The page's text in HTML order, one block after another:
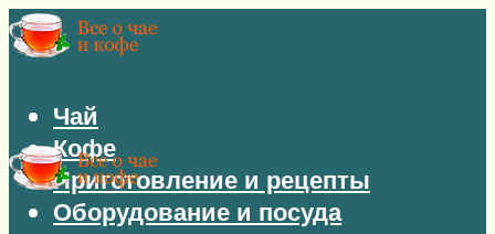
Чай
Кофе
Приготовление и рецепты
Оборудование и посуда